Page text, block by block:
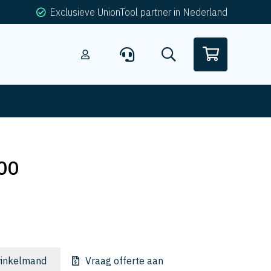
Exclusieve UnionTool partner in Nederland
Vraag offerte aan